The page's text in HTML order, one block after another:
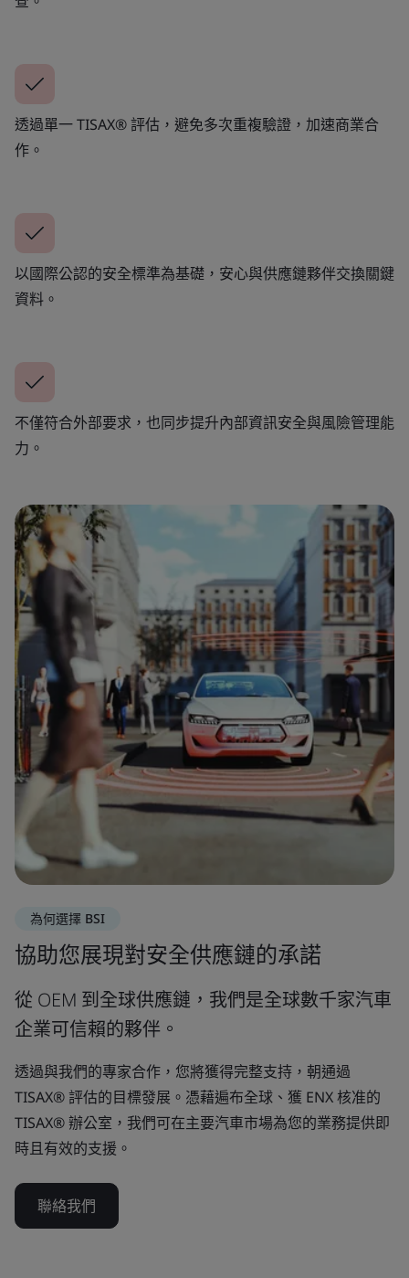
透過單一 TISAX® 評估，避免多次重複驗證，加速商業合
作。
以國際公認的安全標準為基礎，安心與供應鏈夥伴交換關鍵
資料。
不僅符合外部要求，也同步提升內部資訊安全與風險管理能
力。
為何選擇 BSI
協助您展現對安全供應鏈的承諾
從 OEM 到全球供應鏈，我們是全球數千家汽車
企業可信賴的夥伴。
透過與我們的專家合作，您將獲得完整支持，朝通過
TISAX® 評估的目標發展。憑藉遍布全球、獲 ENX 核准的
TISAX® 辦公室，我們可在主要汽車市場為您的業務提供即
時且有效的支援。
聯絡我們